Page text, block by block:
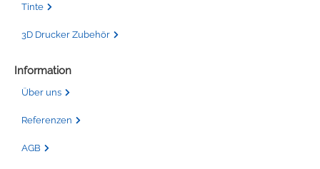
Tinte
3D Drucker Zubehör
Information
Über uns
Referenzen
AGB